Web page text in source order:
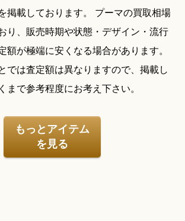
掲載しております。 プーマの買取相場
り、販売時期や状態・デザイン・流行
額が極端に安くなる場合があります。
では査定額は異なりますので、掲載し
まで参考程度にお考え下さい。
もっとアイテム
を見る